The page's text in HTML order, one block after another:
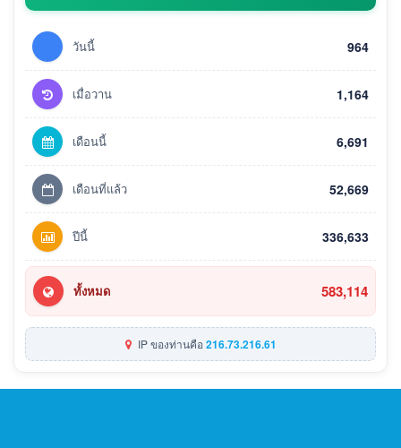
วันนี้ 964
เมื่อวาน 1,164
เดือนนี้ 6,691
เดือนที่แล้ว 52,669
ปีนี้ 336,633
ทั้งหมด 583,114
IP ของท่านคือ216.73.216.61